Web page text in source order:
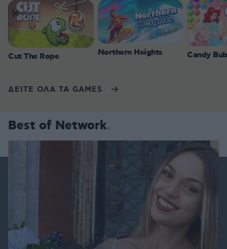
Cut The Rope Northern Heights Candy
ΔΕΙΤΕ ΟΛΑ ΤΑ GAMES
Best of Network